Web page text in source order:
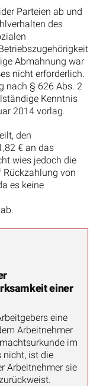
Parteien ab und
des
Abmahnung war
nicht erforderlich.
nach § 626 Abs. 2
Kenntnis
2014 vorlag.
den
€ an das
wies jedoch die
Rückzahlung von
es keine
einer
eine
Arbeitnehmer
im
nicht, ist die
Arbeitnehmer sie